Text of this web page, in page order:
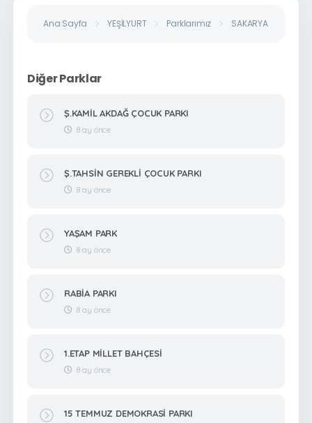
Ana Sayfa YEŞİLYURT Parklarımız SAKARYA PARK
Diğer Parklar
Ş.KAMİL AKDAĞ ÇOCUK PARKI
8 ay önce
Ş.TAHSİN GEREKLİ ÇOCUK PARKI
8 ay önce
YAŞAM PARK
8 ay önce
RABİA PARKI
8 ay önce
1.ETAP MİLLET BAHÇESİ
8 ay önce
15 TEMMUZ DEMOKRASİ PARKI